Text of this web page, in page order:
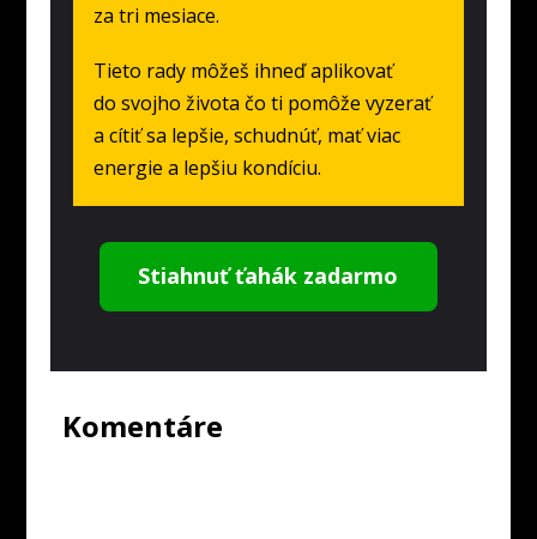
za tri mesiace.
Tieto rady môžeš ihneď aplikovať
do svojho života čo ti pomôže vyzerať
a cítiť sa lepšie, schudnúť, mať viac
energie a lepšiu kondíciu.
Stiahnuť ťahák zadarmo
Komentáre